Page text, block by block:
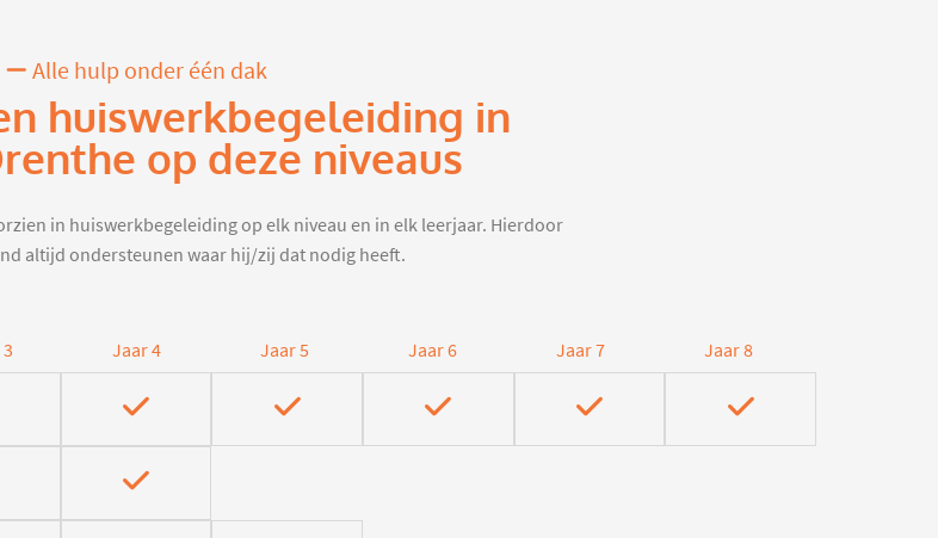
Alle hulp onder één dak
huiswerkbegeleiding in
op deze niveaus
in huiswerkbegeleiding op elk niveau en in elk leerjaar. Hierdoor
altijd ondersteunen waar hij/zij dat nodig heeft.
Jaar 4 Jaar 5 Jaar 6 Jaar 7 Jaar 8